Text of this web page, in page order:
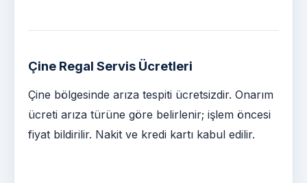
Çine Regal Servis Ücretleri
Çine bölgesinde arıza tespiti ücretsizdir. Onarım
ücreti arıza türüne göre belirlenir; işlem öncesi
fiyat bildirilir. Nakit ve kredi kartı kabul edilir.